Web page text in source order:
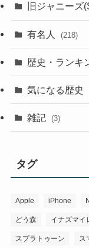
旧ジャニー
有名人 (218)
歴史・ランキ
気になる歴史
雑記 (3)
タグ
Apple iPhone
どう森 イナズマイ
スプラトゥーン ス